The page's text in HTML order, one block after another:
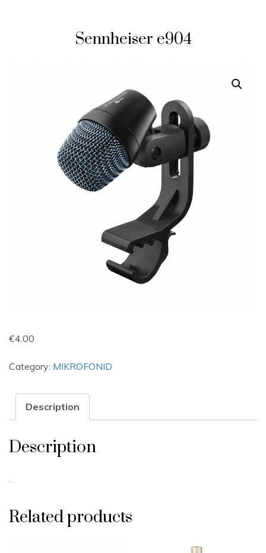
Sennheiser e904
€4.00
Category: MIKROFONID
Description
Description
Related products